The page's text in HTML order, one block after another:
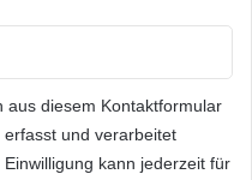
aus diesem Kontaktformular
erfasst und verarbeitet
kann jederzeit für